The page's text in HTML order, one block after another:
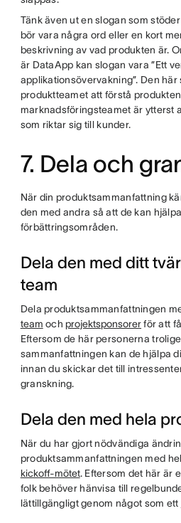
Tänk även ut en slogan som
bör vara några ord eller en kort
beskrivning av vad produkten är.
är DataApp kan slogan vara ”Ett
applikationsövervakning”. Den
produktteamet att förstå
marknadsföringsteamet är ytterst
som riktar sig till kunder.
7. Dela och
När din produktsammanfattning
den med andra så att de kan
förbättringsområden.
Dela den med ditt
team
Dela produktsammanfattningen
team och projektsponsorerför att
Eftersom de här personerna
sammanfattningen kan de hjälpa
innan du skickar det till
granskning.
Dela den med hela
När du har gjort nödvändiga
produktsammanfattningen med
kickoff-mötet. Eftersom det här är
folk behöver hänvisa till
lättillgängligt genom något som ett